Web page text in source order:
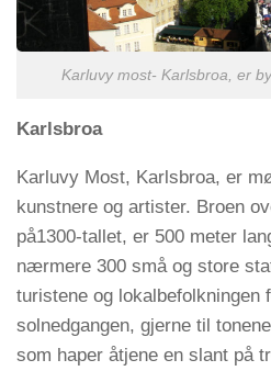
Karluvy most- Karlsbroa, er
Karlsbroa
Karluvy Most, Karlsbroa, er
kunstnere og artister. Broen
på1300-tallet, er 500 meter
nærmere 300 små og store
turistene og lokalbefolkningen
solnedgangen, gjerne til
som haper åtjene en slant på